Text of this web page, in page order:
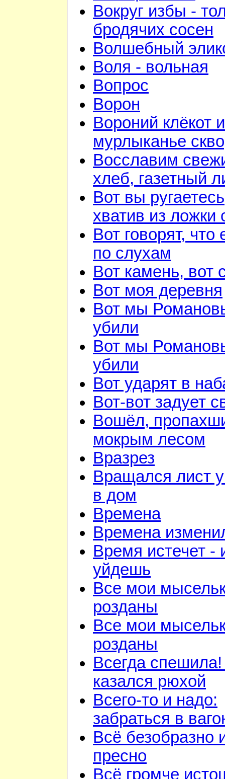
Вокруг избы -
бродячих сосен
Волшебный
Воля - вольная
Вопрос
Ворон
Вороний клёкот и
мурлыканье
Восславим
хлеб, газетный
Вот вы
хватив из ложки
Вот говорят, что
по слухам
Вот камень, вот
Вот моя деревня
Вот мы
убили
Вот мы
убили
Вот ударят в
Вот-вот задует
Вошёл,
мокрым лесом
Вразрез
Вращался лист
в дом
Времена
Времена
Время истечет -
уйдешь
Все мои
розданы
Все мои
розданы
Всегда
казался рюхой
Всего-то и надо:
забраться в
Всё безобразно
пресно
Всё громче